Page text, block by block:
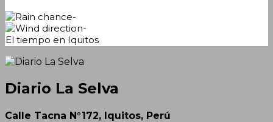
-
-
El tiempo en Iquitos
Diario La Selva
Calle Tacna N°172, Iquitos, Perú